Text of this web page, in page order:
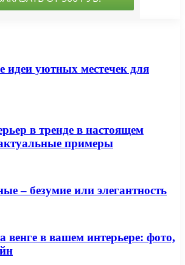
идеи уютных местечек для
в тренде в настоящем
примеры
– безумие или элегантность
венге в вашем интерьере: фото,